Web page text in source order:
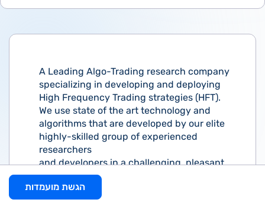
A Leading Algo-Trading research company
specializing in developing and deploying
High Frequency Trading strategies (HFT).
We use state of the art technology and
algorithms that are developed by our elite
highly-skilled group of experienced
researchers
and developers in a challenging, pleasant,
and rewarding work environment.
Our developers are responsible for the
design, development, and implementation
הגשת מועמדות